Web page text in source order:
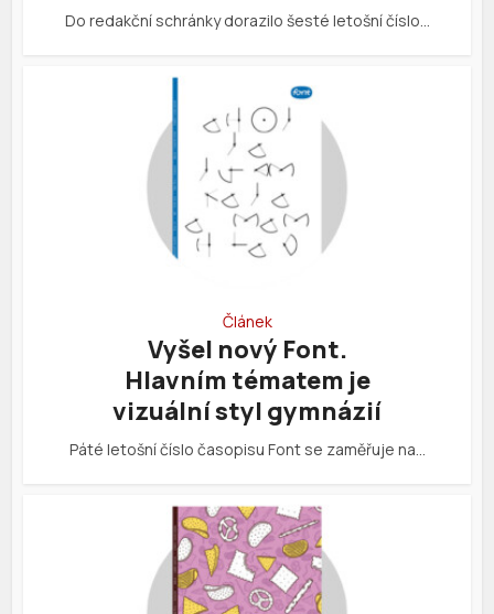
Do redakční schránky dorazilo šesté letošní číslo…
Článek
Vyšel nový Font.
Hlavním tématem je
vizuální styl gymnázií
Páté letošní číslo časopisu Font se zaměřuje na…